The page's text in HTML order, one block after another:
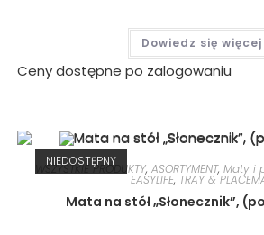
Dowiedz się więcej
Ceny dostępne po zalogowaniu
NIEDOSTĘPNY
WSZYSTKIE PRODUKTY, ASORTYMENT, Maty i
EASYLIFE, TRAY &
Mata na stół „Słonecznik”,